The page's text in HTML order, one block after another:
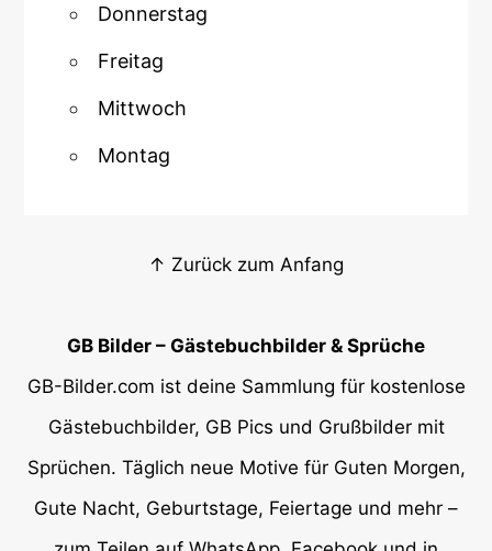
Donnerstag
Freitag
Mittwoch
Montag
↑ Zurück zum Anfang
GB Bilder – Gästebuchbilder & Sprüche
GB-Bilder.com ist deine Sammlung für kostenlose
Gästebuchbilder, GB Pics und Grußbilder mit
Sprüchen. Täglich neue Motive für Guten Morgen,
Gute Nacht, Geburtstage, Feiertage und mehr –